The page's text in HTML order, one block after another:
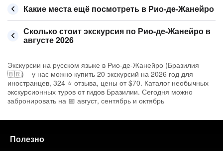
Какие места ещё посмотреть в Рио-де-Жанейро
Сколько стоит экскурсия по Рио-де-Жанейро в
августе 2026
Экскурсии на русском языке в Рио-де-Жанейро (Бразилия
🇧🇷) – у нас можно купить 20 экскурсий на 2026 год для
иностранцев, 324 ⭐ отзыва, цены от $70. Каталог необычных
экскурсионных туров от гидов Бразилии. Сегодня можно
забронировать на 📅 август, сентябрь и октябрь
Полезно